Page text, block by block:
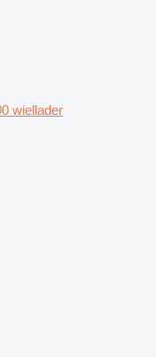
wiellader